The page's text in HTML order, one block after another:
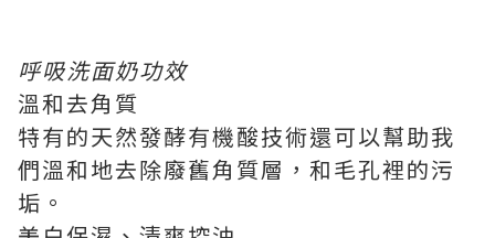
呼吸洗面奶功效
溫和去角質
特有的天然發酵有機酸技術還可以幫助我
們溫和地去除廢舊角質層，和毛孔裡的污
垢。